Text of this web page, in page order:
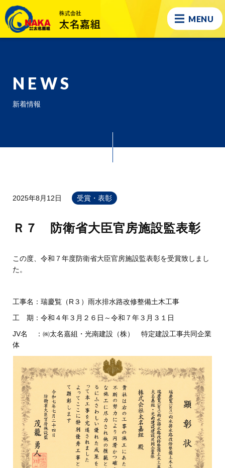
MENU
NEWS
新着情報
2025年8月12日 受賞・表彰
Ｒ７ 防衛省大臣官房施設監表彰
この度、令和７年度防衛省大臣官房施設監表彰を受賞致しまし
た。
工事名：瑞慶覧（R３）雨水排水路改修整備土木工事
工 期：令和４年３月２６日～令和７年３月３１日
JV名 ：㈱太名嘉組・光南建設（株） 特定建設工事共同企業
体